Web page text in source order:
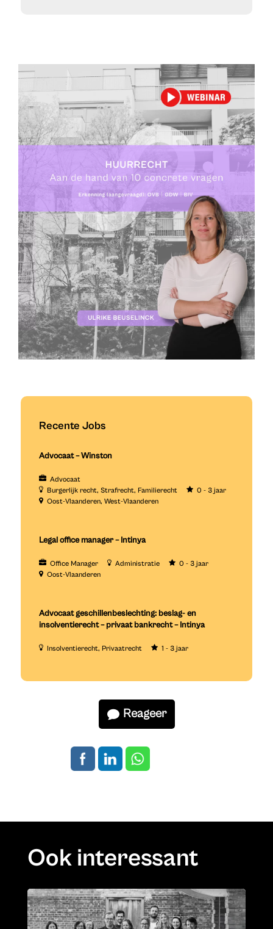
Recente Jobs
Advocaat – Winston
Advocaat
Burgerlijk recht Strafrecht Familierecht
0 - 3 jaar
Oost-Vlaanderen West-Vlaanderen
Legal office manager – Intinya
Office Manager Administratie
0 - 3 jaar
Oost-Vlaanderen
Advocaat geschillenbeslechting: beslag- en
insolventierecht – privaat bankrecht – Intinya
Insolventierecht Privaatrecht 1 - 3 jaar
Reageer
Ook interessant